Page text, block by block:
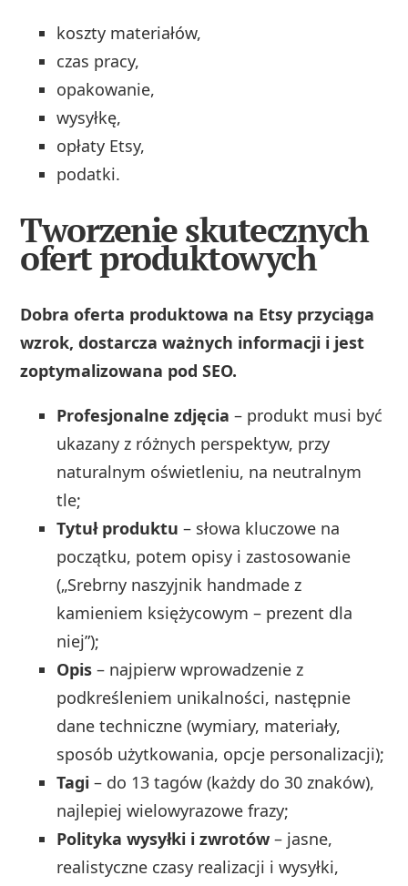
koszty materiałów,
czas pracy,
opakowanie,
wysyłkę,
opłaty Etsy,
podatki.
Tworzenie skutecznych
ofert produktowych
Dobra oferta produktowa na Etsy przyciąga
wzrok, dostarcza ważnych informacji i jest
zoptymalizowana pod SEO.
Profesjonalne zdjęcia – produkt musi być
ukazany z różnych perspektyw, przy
naturalnym oświetleniu, na neutralnym
tle;
Tytuł produktu – słowa kluczowe na
początku, potem opisy i zastosowanie
(„Srebrny naszyjnik handmade z
kamieniem księżycowym – prezent dla
niej”);
Opis – najpierw wprowadzenie z
podkreśleniem unikalności, następnie
dane techniczne (wymiary, materiały,
sposób użytkowania, opcje personalizacji);
Tagi – do 13 tagów (każdy do 30 znaków),
najlepiej wielowyrazowe frazy;
Polityka wysyłki i zwrotów – jasne,
realistyczne czasy realizacji i wysyłki,